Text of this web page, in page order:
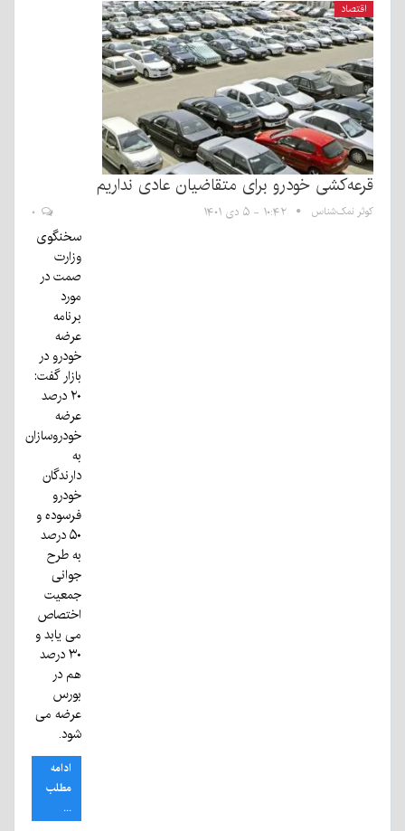
اقتصاد
قرعه‌کشی خودرو برای متقاضیان عادی نداریم
کوثر نمک‌شناس ۱۰:۴۲ - ۵ دی ۱۴۰۱ ۰
سخنگوی
وزارت
صمت در
مورد
برنامه
عرضه
خودرو در
بازار گفت:
۲۰ درصد
عرضه
خودروسازان
به
دارندگان
خودرو
فرسوده و
۵۰ درصد
به طرح
جوانی
جمعیت
اختصاص
می یابد و
۳۰ درصد
هم در
بورس
عرضه می
شود.
ادامه
مطلب
...